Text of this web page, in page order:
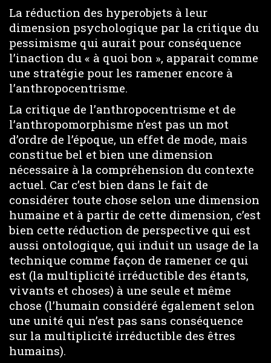
La réduction des hyperobjets à leur
dimension psychologique par la critique du
pessimisme qui aurait pour conséquence
l’inaction du « à quoi bon », apparait comme
une stratégie pour les ramener encore à
l’anthropocentrisme.
La critique de l’anthropocentrisme et de
l’anthropomorphisme n’est pas un mot
d’ordre de l’époque, un effet de mode, mais
constitue bel et bien une dimension
nécessaire à la compréhension du contexte
actuel. Car c’est bien dans le fait de
considérer toute chose selon une dimension
humaine et à partir de cette dimension, c’est
bien cette réduction de perspective qui est
aussi ontologique, qui induit un usage de la
technique comme façon de ramener ce qui
est (la multiplicité irréductible des étants,
vivants et choses) à une seule et même
chose (l’humain considéré également selon
une unité qui n’est pas sans conséquence
sur la multiplicité irréductible des êtres
humains).